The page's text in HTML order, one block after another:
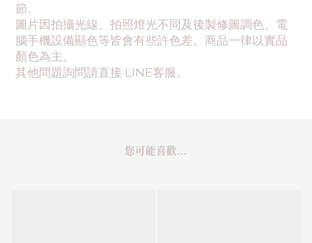
節。
圖片因拍攝光線、拍照燈光不同及後製修圖調色、電
腦手機設備顯色等皆會有些許色差。商品一律以實品
顏色為主。
其他問題詢問請直接 LINE客服。
您可能喜歡...